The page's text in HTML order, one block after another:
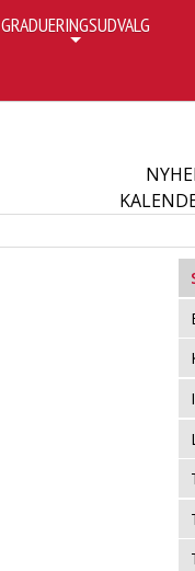
GRADUERINGSUDVALG